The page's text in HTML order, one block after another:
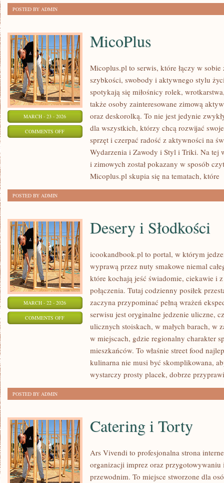
POSTED BY ADMIN
MARCH - 23 - 2026
COMMENTS OFFON
MicoPlus
Micoplus.pl to serwis, które łączy w
szybkości, swobody i aktywnego stylu
spotykają się miłośnicy rolek,
także osoby zainteresowane zimową
oraz deskorolką. To nie jest jedynie
dla wszystkich, którzy chcą rozwijać
sprzęt i czerpać radość z aktywności na
Wydarzenia i Zawody i Styl i Triki. Na tej
i zimowych został pokazany w sposób
Micoplus.pl skupia się na tematach, które
POSTED BY ADMIN
MARCH - 22 - 2026
COMMENTS OFFON
SŁODKOŚCI
Desery i Słodkości
icookandbook.pl to portal, w którym
wyprawą przez nuty smakowe niemal
które kochają jeść świadomie, ciekawie i
połączenia. Tutaj codzienny posiłek
zaczyna przypominać pełną wrażeń
serwisu jest oryginalne jedzenie uliczne,
ulicznych stoiskach, w małych barach, w
w miejscach, gdzie regionalny charakter
mieszkańców. To właśnie street food
kulinarna nie musi być skomplikowana,
wystarczy prosty placek, dobrze
POSTED BY ADMIN
Catering i Torty
Ars Vivendi to profesjonalna strona
organizacji imprez oraz
przewodnim. To miejsce stworzone dla